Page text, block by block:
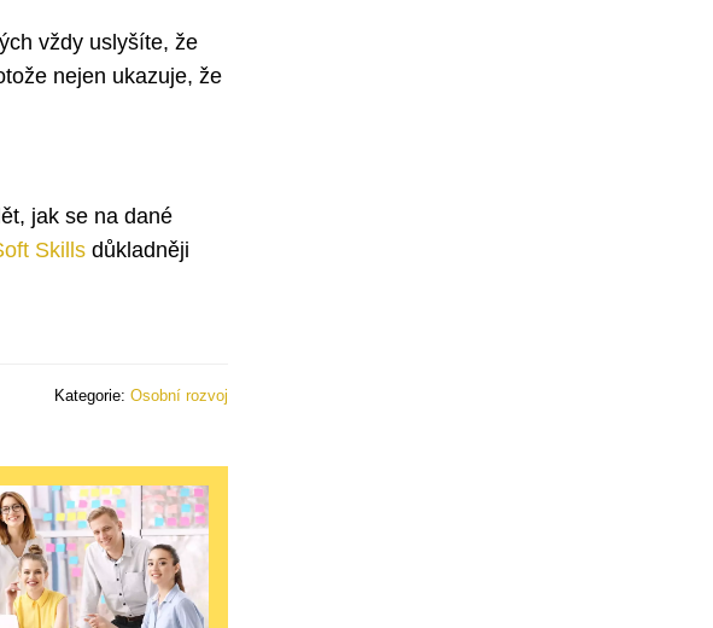
vždy uslyšíte, že
nejen ukazuje, že
jak se na dané
Skills důkladněji
Kategorie: Osobní rozvoj